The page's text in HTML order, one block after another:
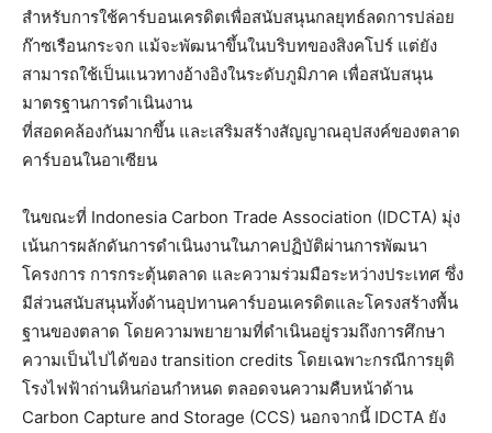
สำหรับการใช้คาร์บอนเครดิตเพื่อสนับสนุนกลยุทธ์ลดการปล่อย
ก๊าซเรือนกระจก แม้จะพัฒนาขึ้นในบริบทของสิงคโปร์ แต่ยัง
สามารถใช้เป็นแนวทางอ้างอิงในระดับภูมิภาค เพื่อสนับสนุน
มาตรฐานการดำเนินงาน
ที่สอดคล้องกันมากขึ้น และเสริมสร้างสัญญาณอุปสงค์ของตลาด
คาร์บอนในอาเซียน
ในขณะที่ Indonesia Carbon Trade Association (IDCTA) มุ่ง
เน้นการผลักดันการดำเนินงานในภาคปฏิบัติผ่านการพัฒนา
โครงการ การกระตุ้นตลาด และความร่วมมือระหว่างประเทศ ซึ่ง
มีส่วนสนับสนุนทั้งด้านอุปทานคาร์บอนเครดิตและโครงสร้างพื้น
ฐานของตลาด โดยความพยายามที่ดำเนินอยู่รวมถึงการศึกษา
ความเป็นไปได้ของ transition credits โดยเฉพาะกรณีการยุติ
โรงไฟฟ้าถ่านหินก่อนกำหนด ตลอดจนความคืบหน้าด้าน
Carbon Capture and Storage (CCS) นอกจากนี้ IDCTA ยัง